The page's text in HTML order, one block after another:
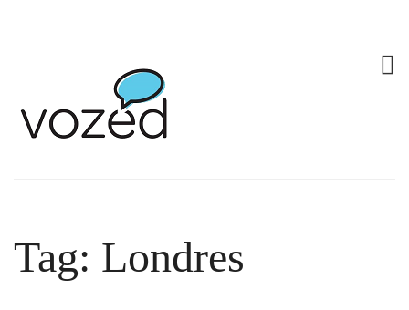
Tag: Londres